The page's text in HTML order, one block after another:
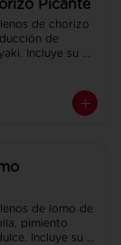
Picante
de chorizo
de
Incluye su
de lomo de
pimiento
Incluye su